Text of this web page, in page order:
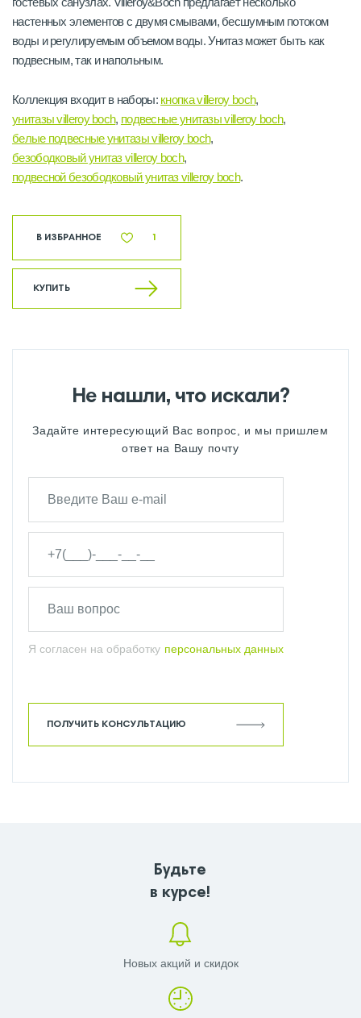
настенных элементов с двумя смывами, бесшумным потоком
воды и регулируемым объемом воды. Унитаз может быть как
подвесным, так и напольным.
Коллекция входит в наборы: кнопка villeroy boch,
унитазы villeroy boch, подвесные унитазы villeroy boch,
белые подвесные унитазы villeroy boch,
безободковый унитаз villeroy boch,
подвесной безободковый унитаз villeroy boch.
В ИЗБРАННОЕ 1
КУПИТЬ
Не нашли, что искали?
Задайте интересующий Вас вопрос, и мы пришлем
ответ на Вашу почту
Я согласен на обработку персональных данных
ПОЛУЧИТЬ КОНСУЛЬТАЦИЮ
Будьте
в курсе!
Новых акций и скидок